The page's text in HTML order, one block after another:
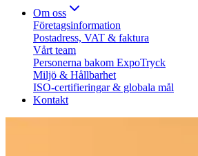
Om oss
Företagsinformation
Postadress, VAT & faktura
Vårt team
Personerna bakom ExpoTryck
Miljö & Hållbarhet
ISO-certifieringar & globala mål
Kontakt